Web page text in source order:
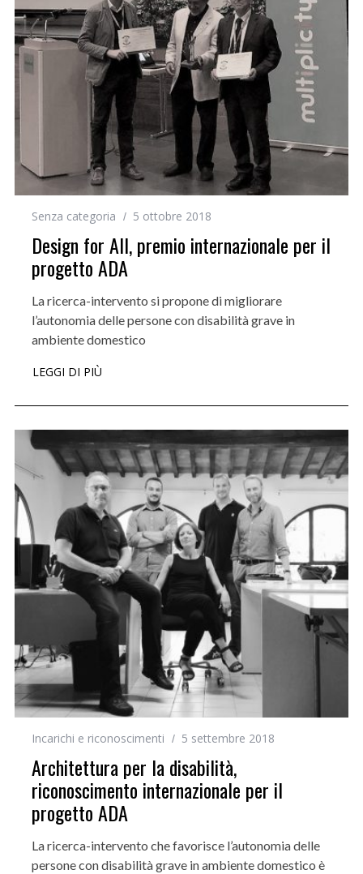
Senza categoria 5 ottobre 2018
Design for All, premio internazionale per il
progetto ADA
La ricerca-intervento si propone di migliorare
l’autonomia delle persone con disabilità grave in
ambiente domestico
LEGGI DI PIÙ
Incarichi e riconoscimenti 5 settembre 2018
Architettura per la disabilità,
riconoscimento internazionale per il
progetto ADA
La ricerca-intervento che favorisce l’autonomia delle
persone con disabilità grave in ambiente domestico è